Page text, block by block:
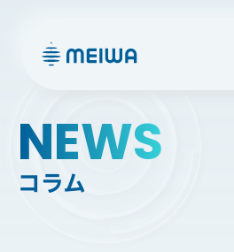
NEWS
コラム